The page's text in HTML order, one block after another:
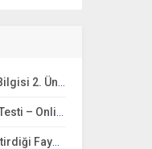
Çalışmaları
Online Çöz
Testi